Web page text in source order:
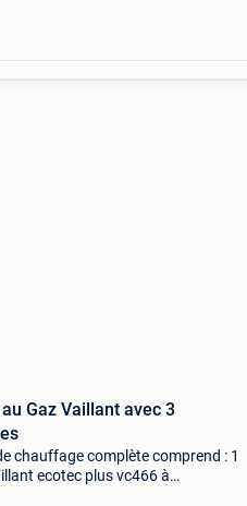
Gaz Vaillant avec 3
chauffage complète comprend : 1
ecotec plus vc466 à